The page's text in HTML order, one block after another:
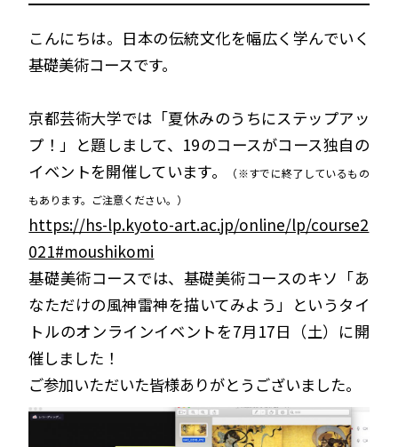
こんにちは。日本の伝統文化を幅広く学んでいく
基礎美術コースです。
京都芸術大学では「夏休みのうちにステップアッ
プ！」と題しまして、19のコースがコース独自の
イベントを開催しています。
（※すでに終了しているもの
もあります。ご注意ください。）
https://hs-lp.kyoto-art.ac.jp/online/lp/course2
021#moushikomi
基礎美術コースでは、基礎美術コースのキソ「あ
なただけの風神雷神を描いてみよう」というタイ
トルのオンラインイベントを7月17日（土）に開
催しました！
ご参加いただいた皆様ありがとうございました。